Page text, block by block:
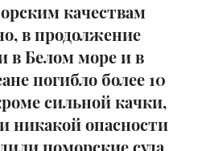
качествам
в продолжение
в Белом море и в
погибло более 10
сильной качки,
никакой опасности